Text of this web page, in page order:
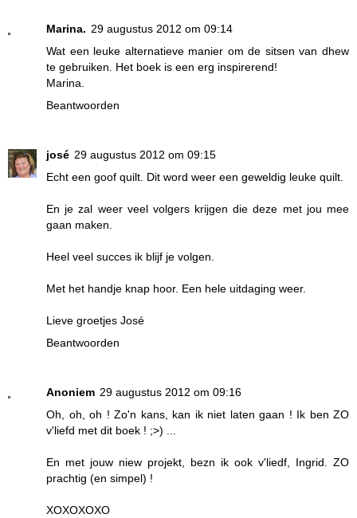
Marina. 29 augustus 2012 om 09:14
Wat een leuke alternatieve manier om de sitsen van dhew
te gebruiken. Het boek is een erg inspirerend!
Marina.
Beantwoorden
josé 29 augustus 2012 om 09:15
Echt een goof quilt. Dit word weer een geweldig leuke quilt.
En je zal weer veel volgers krijgen die deze met jou mee
gaan maken.
Heel veel succes ik blijf je volgen.
Met het handje knap hoor. Een hele uitdaging weer.
Lieve groetjes José
Beantwoorden
Anoniem 29 augustus 2012 om 09:16
Oh, oh, oh ! Zo'n kans, kan ik niet laten gaan ! Ik ben ZO
v'liefd met dit boek ! ;>) ...
En met jouw niew projekt, bezn ik ook v'liedf, Ingrid. ZO
prachtig (en simpel) !
XOXOXOXO